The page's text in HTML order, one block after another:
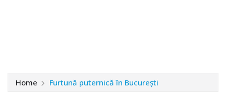
Home Furtună puternică în București